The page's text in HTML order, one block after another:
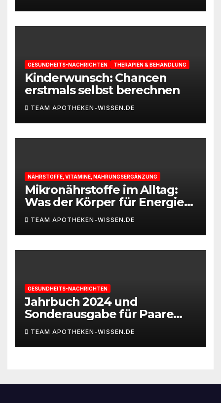
GESUNDHEITS-NACHRICHTEN THERAPIEN & BEHANDLUNG
Kinderwunsch: Chancen
erstmals selbst berechnen
TEAM APOTHEKEN-WISSEN.DE
NÄHRSTOFFE, VITAMINE, NAHRUNGSERGÄNZUNG
Mikronährstoffe im Alltag:
Was der Körper für Energie
und Leistungsfähigkeit
braucht
TEAM APOTHEKEN-WISSEN.DE
GESUNDHEITS-NACHRICHTEN
Jahrbuch 2024 und
Sonderausgabe für Paare
des Deutschen IVF-Registers:
Zahl der Mehrlingsgeburten
nach
TEAM APOTHEKEN-WISSEN.DE